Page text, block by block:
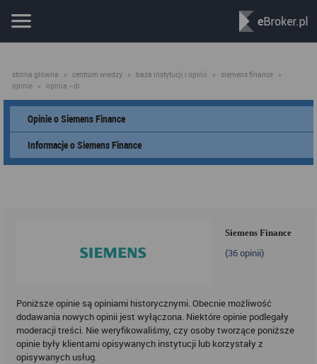
strona główna » centrum wiedzy » baza instytucji i opinii » siemens finance »
opinie » opinia ~dr
Opinie o Siemens Finance
Informacje o Siemens Finance
Siemens Finance
(36opinii)
Poniższe opinie są opiniami historycznymi. Obecnie możliwość
dodawania nowych opinii jest wyłączona. Niektóre opinie podlegały
moderacji treści. Nie weryfikowaliśmy, czy osoby tworzące poniższe
opinie były klientami opisywanych instytucji lub korzystały z
opisywanych usług.